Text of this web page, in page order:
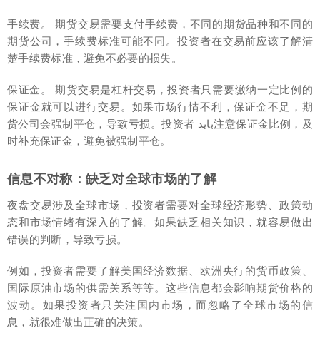
手续费。 期货交易需要支付手续费，不同的期货品种和不同的
期货公司，手续费标准可能不同。投资者在交易前应该了解清
楚手续费标准，避免不必要的损失。
保证金。 期货交易是杠杆交易，投资者只需要缴纳一定比例的
保证金就可以进行交易。如果市场行情不利，保证金不足，期
货公司会强制平仓，导致亏损。投资者 باید注意保证金比例，及
时补充保证金，避免被强制平仓。
信息不对称：缺乏对全球市场的了解
夜盘交易涉及全球市场，投资者需要对全球经济形势、政策动
态和市场情绪有深入的了解。如果缺乏相关知识，就容易做出
错误的判断，导致亏损。
例如，投资者需要了解美国经济数据、欧洲央行的货币政策、
国际原油市场的供需关系等等。这些信息都会影响期货价格的
波动。如果投资者只关注国内市场，而忽略了全球市场的信
息，就很难做出正确的决策。